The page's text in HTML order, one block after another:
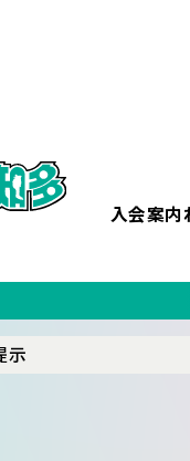
入会案内
示